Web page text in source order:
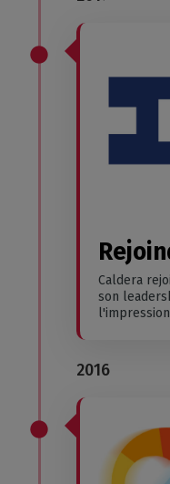
Caldera
son
2016